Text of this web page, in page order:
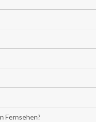
Fernsehen?